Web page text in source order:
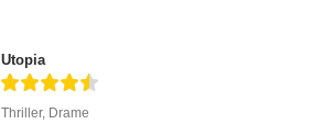
Utopia
Thriller, Drame